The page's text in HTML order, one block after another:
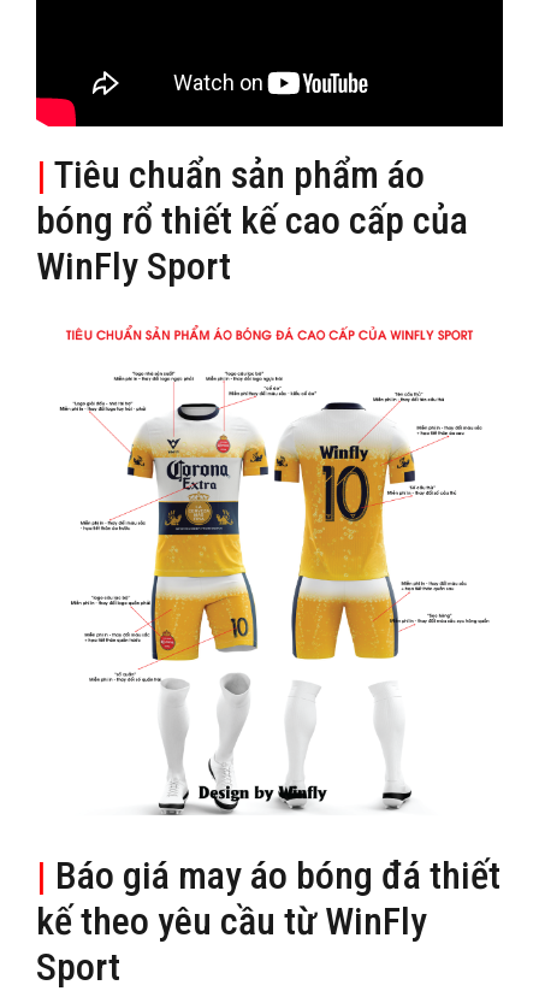
| Tiêu chuẩn sản phẩm áo
bóng rổ thiết kế cao cấp của
WinFly Sport
| Báo giá may áo bóng đá thiết
kế theo yêu cầu từ WinFly
Sport